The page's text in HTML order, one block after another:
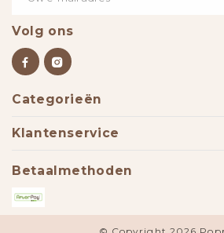
Volg ons
Categorieën
Klantenservice
Betaalmethoden
© Copyright 2026